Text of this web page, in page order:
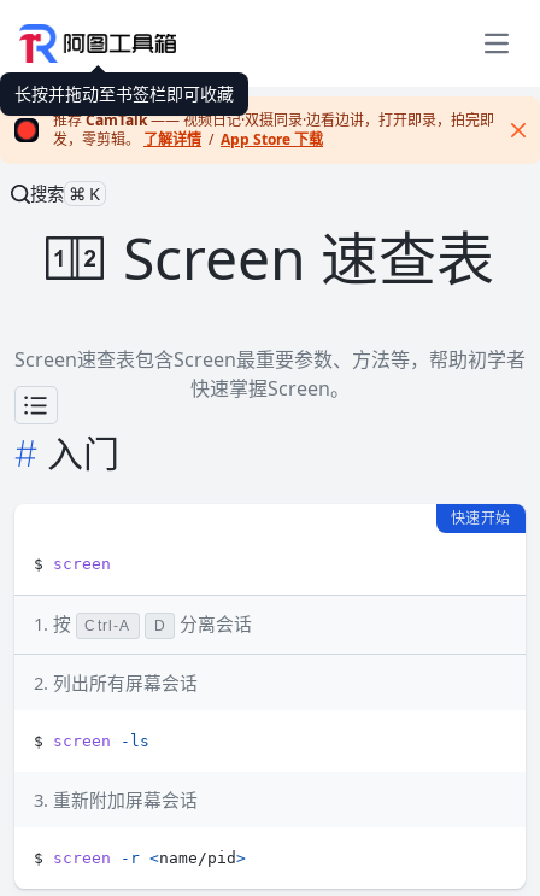
展开
长按并拖动至书签栏即可收藏
推荐CamTalk—— 视频日记·双摄同录·边看边讲，打开即录，拍完即
发，零剪辑。 了解详情 / App Store 下载
搜索 ⌘K
Screen 速查表
Screen速查表包含Screen最重要参数、方法等，帮助初学者
快速掌握Screen。
入门
快速开始
$ screen
1. 按 Ctrl-A D 分离会话
2. 列出所有屏幕会话
$ screen -ls
3. 重新附加屏幕会话
$ screen -r <name/pid>